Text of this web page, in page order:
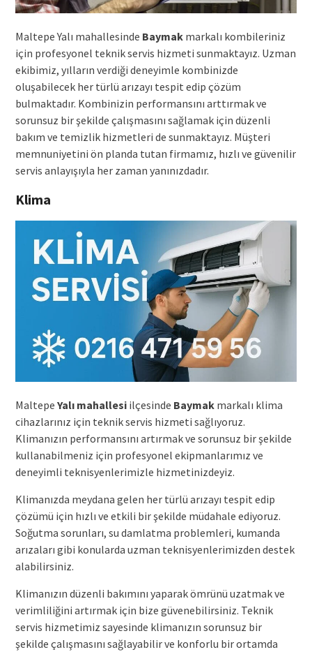
Maltepe Yalı mahallesinde Baymakmarkalı kombileriniz
için profesyonel teknik servis hizmeti sunmaktayız. Uzman
ekibimiz, yılların verdiği deneyimle kombinizde
oluşabilecek her türlü arızayı tespit edip çözüm
bulmaktadır. Kombinizin performansını arttırmak ve
sorunsuz bir şekilde çalışmasını sağlamak için düzenli
bakım ve temizlik hizmetleri de sunmaktayız. Müşteri
memnuniyetini ön planda tutan firmamız, hızlı ve güvenilir
servis anlayışıyla her zaman yanınızdadır.
Klima
Maltepe Yalı mahallesiilçesinde Baymakmarkalı klima
cihazlarınız için teknik servis hizmeti sağlıyoruz.
Klimanızın performansını artırmak ve sorunsuz bir şekilde
kullanabilmeniz için profesyonel ekipmanlarımız ve
deneyimli teknisyenlerimizle hizmetinizdeyiz.
Klimanızda meydana gelen her türlü arızayı tespit edip
çözümü için hızlı ve etkili bir şekilde müdahale ediyoruz.
Soğutma sorunları, su damlatma problemleri, kumanda
arızaları gibi konularda uzman teknisyenlerimizden destek
alabilirsiniz.
Klimanızın düzenli bakımını yaparak ömrünü uzatmak ve
verimliliğini artırmak için bize güvenebilirsiniz. Teknik
servis hizmetimiz sayesinde klimanızın sorunsuz bir
şekilde çalışmasını sağlayabilir ve konforlu bir ortamda